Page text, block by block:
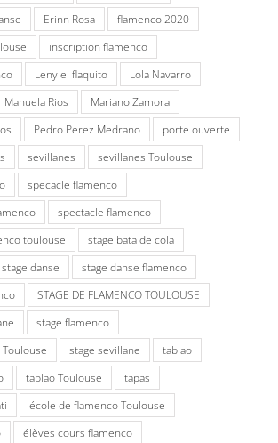
Erinn Rosa
flamenco 2020
inscription flamenco
Leny el flaquito
Lola Navarro
Manuela Rios
Mariano Zamora
Pedro Perez Medrano
porte ouverte
sevillanes
sevillanes Toulouse
specacle flamenco
spectacle flamenco
toulouse
stage bata de cola
stage danse
stage danse flamenco
STAGE DE FLAMENCO TOULOUSE
stage flamenco
stage sevillane
tablao
tablao Toulouse
tapas
école de flamenco Toulouse
élèves cours flamenco